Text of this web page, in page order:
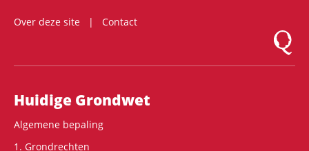
Over deze site
Contact
Logo
Hoofdnavigatie
Huidige Grondwet
Algemene bepaling
1. Grondrechten